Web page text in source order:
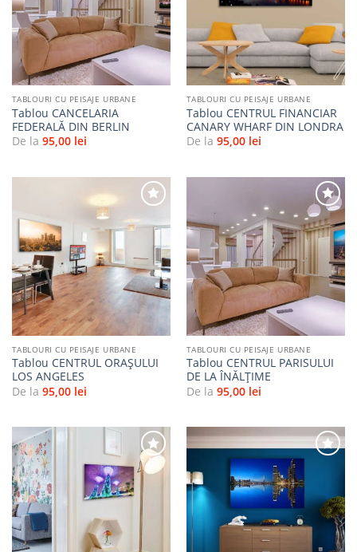
favorite
TABLOURI CU PEISAJE URBANE
Tablou CANCELARIA
FEDERALĂ DIN BERLIN
De la 95,00 lei
TABLOURI CU PEISAJE URBANE
Tablou CENTRUL FINANCIAR
CANARY WHARF DIN LONDRA
De la 95,00 lei
Adaugă
la
favorite
TABLOURI CU PEISAJE URBANE
Tablou CENTRUL ORAȘULUI
LOS ANGELES
De la 95,00 lei
Adaugă
favorite
TABLOURI CU PEISAJE URBANE
Tablou CENTRUL PARISULUI
DE LA ÎNĂLȚIME
De la 95,00 lei
Adaugă
favorite
Adaugă
la
favorite